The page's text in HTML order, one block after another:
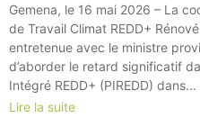
Gemena, le 16 mai 2026 – La
de Travail Climat REDD+
entretenue avec le ministre
d’aborder le retard significatif
Intégré REDD+ (PIREDD) dans...
Lire la suite